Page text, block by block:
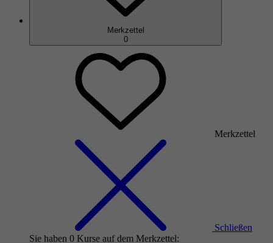
Merkzettel
0
Merkzettel
Schließen
Sie haben 0 Kurse auf dem Merkzettel: